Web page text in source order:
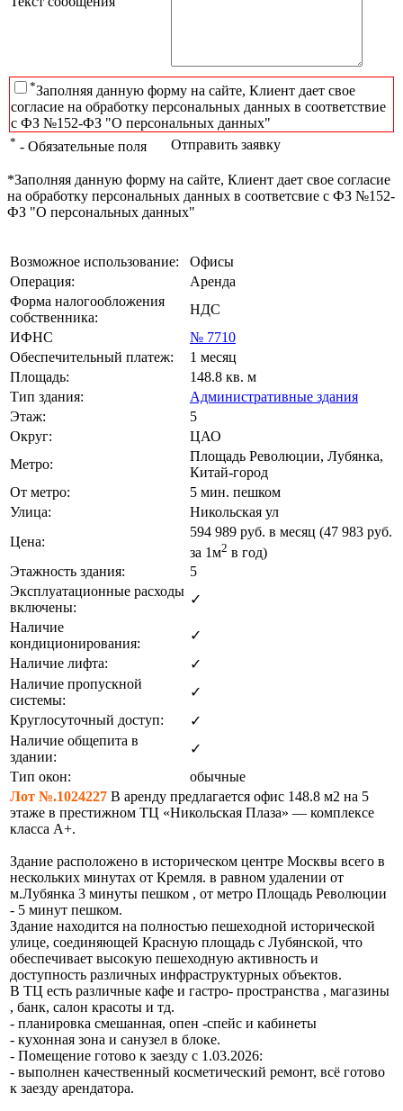
*Заполняя данную форму на сайте, Клиент дает свое
согласие на обработку персональных данных в соответствие
с ФЗ №152-ФЗ "О персональных данных"
* - Обязательные поля Отправить заявку
*Заполняя данную форму на сайте, Клиент дает свое согласие
на обработку персональных данных в соответсвие с ФЗ №152-
ФЗ "О персональных данных"
Возможное использование:
Офисы
Операция:
Аренда
Форма налогообложения
собственника:
НДС
ИФНС
№ 7710
Обеспечительный платеж:
1 месяц
Площадь:
148.8 кв. м
Тип здания:
Административные здания
Этаж:
5
Округ:
ЦАО
Метро:
Площадь Революции, Лубянка,
Китай-город
От метро:
5 мин. пешком
Улица:
Никольская ул
Цена:
594 989 руб. в месяц (47 983 руб.
за 1м2 в год)
Этажность здания:
5
Эксплуатационные расходы
включены:
✓
Наличие
кондиционирования:
✓
Наличие лифта:
✓
Наличие пропускной
системы:
✓
Круглосуточный доступ:
✓
Наличие общепита в
здании:
✓
Тип окон:
обычные
Лот №.1024227 В аренду предлагается офис 148.8 м2 на 5
этаже в престижном ТЦ «Никольская Плаза» — комплексе
класса А+.
Здание расположено в историческом центре Москвы всего в
нескольких минутах от Кремля. в равном удалении от
м.Лубянка 3 минуты пешком , от метро Площадь Революции
- 5 минут пешком.
Здание находится на полностью пешеходной исторической
улице, соединяющей Красную площадь с Лубянской, что
обеспечивает высокую пешеходную активность и
доступность различных инфраструктурных объектов.
В ТЦ есть различные кафе и гастро- пространства , магазины
, банк, салон красоты и тд.
- планировка смешанная, опен -спейс и кабинеты
- кухонная зона и санузел в блоке.
- Помещение готово к заезду с 1.03.2026:
- выполнен качественный косметический ремонт, всё готово
к заезду арендатора.